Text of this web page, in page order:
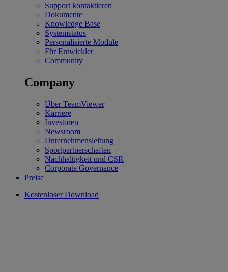
Support kontaktieren
Dokumente
Knowledge Base
Systemstatus
Personalisierte Module
Für Entwickler
Community
Company
Über TeamViewer
Karriere
Investoren
Newsroom
Unternehmensleitung
Sportpartnerschaften
Nachhaltigkeit und CSR
Corporate Governance
Preise
Kostenloser Download